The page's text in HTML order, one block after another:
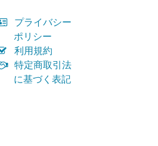
プライバシー
ポリシー
利用規約
特定商取引法
に基づく表記